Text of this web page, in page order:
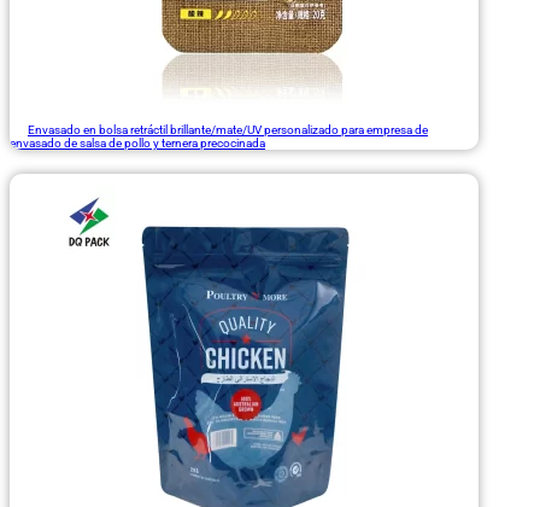
Envasado en bolsa retráctil brillante/mate/UV personalizado para empresa de
envasado de salsa de pollo y ternera precocinada